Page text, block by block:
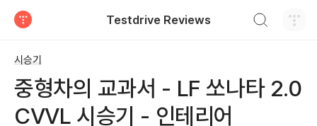
Testdrive Reviews
시승기
중형차의 교과서 - LF 쏘나타 2.0
CVVL 시승기 - 인테리어